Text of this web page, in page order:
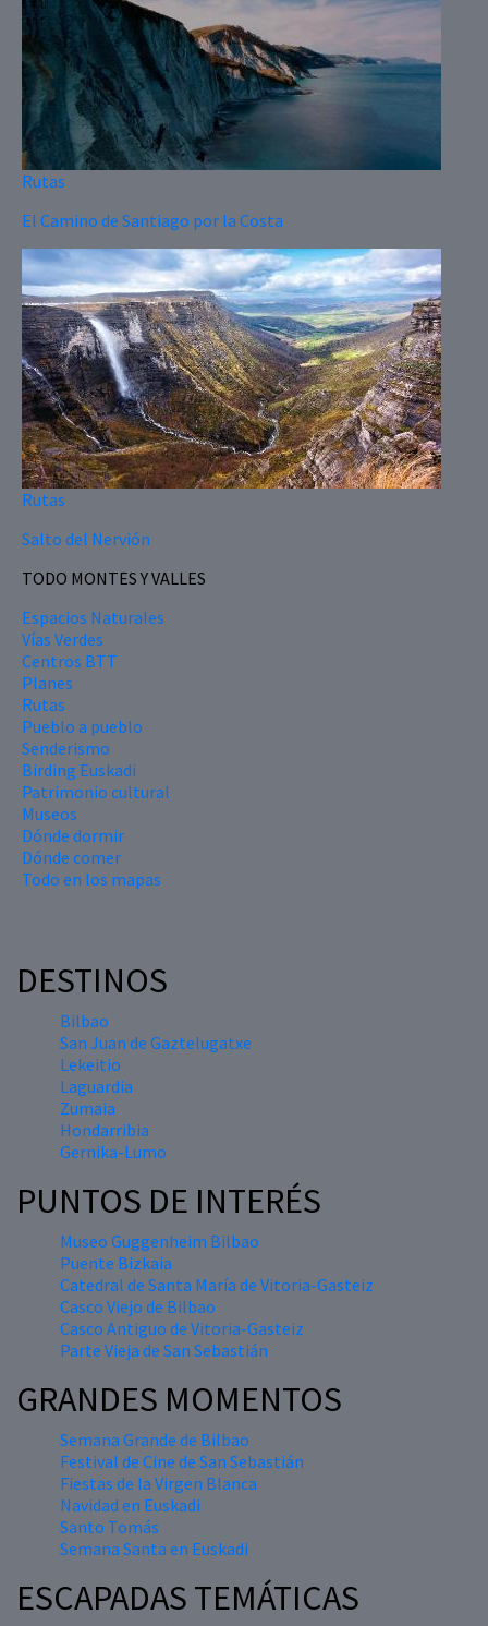
Rutas
El Camino de Santiago por la Costa
Rutas
Salto del Nervión
TODO MONTES Y VALLES
Espacios Naturales
Vías Verdes
Centros BTT
Planes
Rutas
Pueblo a pueblo
Senderismo
Birding Euskadi
Patrimonio cultural
Museos
Dónde dormir
Dónde comer
Todo en los mapas
DESTINOS
Bilbao
San Juan de Gaztelugatxe
Lekeitio
Laguardia
Zumaia
Hondarribia
Gernika-Lumo
PUNTOS DE INTERÉS
Museo Guggenheim Bilbao
Puente Bizkaia
Catedral de Santa María de Vitoria-Gasteiz
Casco Viejo de Bilbao
Casco Antiguo de Vitoria-Gasteiz
Parte Vieja de San Sebastián
GRANDES MOMENTOS
Semana Grande de Bilbao
Festival de Cine de San Sebastián
Fiestas de la Virgen Blanca
Navidad en Euskadi
Santo Tomás
Semana Santa en Euskadi
ESCAPADAS TEMÁTICAS